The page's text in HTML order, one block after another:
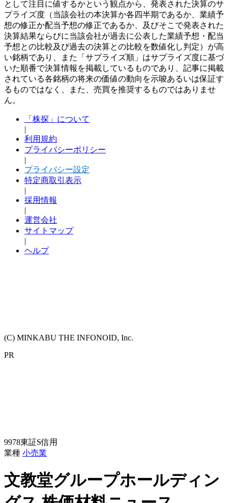
として注目に値するかという観点から、発表された決算のサ
プライズ度（当該会社の本決算か各四半期であるか、業績予
想の修正か配当予想の修正であるか、及びそこで発表された
決算結果ならびに当該会社が過去に公表した業績予想・配当
予想との比較及び過去の決算との比較を数値化し判定）が高
い銘柄であり、また「サプライズ順」はサプライズ度に基づ
いた順番で決算情報を掲載しているものであり、記事に掲載
されている各銘柄の将来の価値の動向を示唆あるいは保証す
るものではなく、また、売買を推奨するものではありませ
ん。
「株探」について
|
利用規約
プライバシーポリシー
|
プライバシー設定
特定商取引表示
|
採用情報
|
運営会社
サイトマップ
|
ヘルプ
(C) MINKABU THE INFONOID, Inc.
PR
9978東証S信用
業種 小売業
文教堂グループホールディン